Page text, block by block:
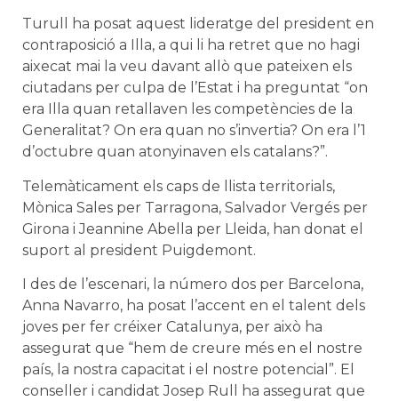
Turull ha posat aquest lideratge del president en
contraposició a Illa, a qui li ha retret que no hagi
aixecat mai la veu davant allò que pateixen els
ciutadans per culpa de l’Estat i ha preguntat “on
era Illa quan retallaven les competències de la
Generalitat? On era quan no s’invertia? On era l’1
d’octubre quan atonyinaven els catalans?”.
Telemàticament els caps de llista territorials,
Mònica Sales per Tarragona, Salvador Vergés per
Girona i Jeannine Abella per Lleida, han donat el
suport al president Puigdemont.
I des de l’escenari, la número dos per Barcelona,
Anna Navarro, ha posat l’accent en el talent dels
joves per fer créixer Catalunya, per això ha
assegurat que “hem de creure més en el nostre
país, la nostra capacitat i el nostre potencial”. El
conseller i candidat Josep Rull ha assegurat que